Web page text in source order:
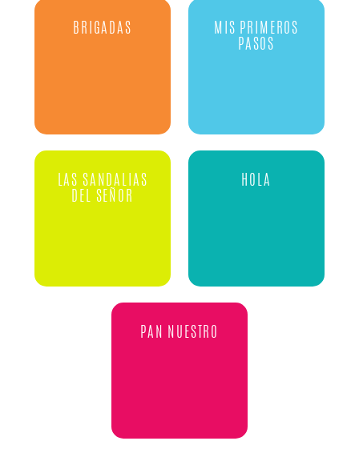
BRIGADAS
MIS PRIMEROS
PASOS
LAS SANDALIAS
DEL SEÑOR
HOLA
PAN NUESTRO